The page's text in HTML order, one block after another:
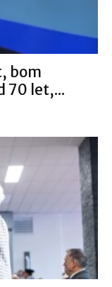
bom
70 let,...